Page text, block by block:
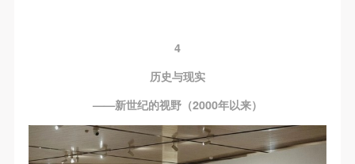
4
历史与现实
——新世纪的视野（2000年以来）